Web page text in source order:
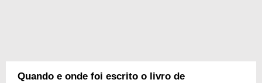
Quando e onde foi escrito o livro de